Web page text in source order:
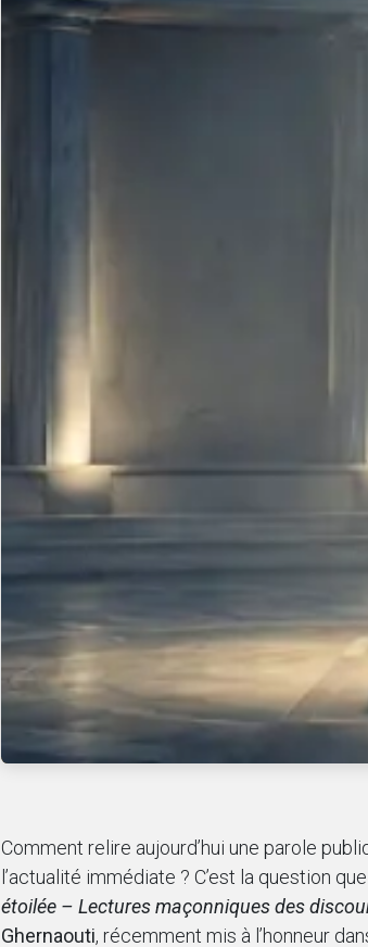
Comment relire aujourd’hui une parole
l’actualité immédiate ? C’est la question
étoilée – Lectures maçonniques des
Ghernaouti, récemment mis à l’honneur